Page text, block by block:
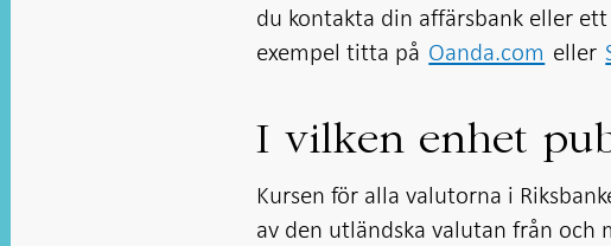
du kontakta din affärsbank eller
exempel titta på Oanda.com eller
I vilken enhet
Kursen för alla valutorna i
av den utländska valutan från och